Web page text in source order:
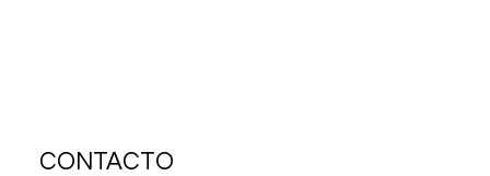
CONTACTO